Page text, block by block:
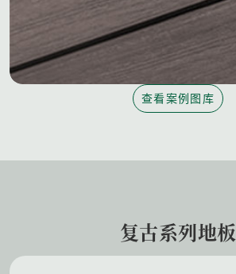
查看案例图库
复古系列地板